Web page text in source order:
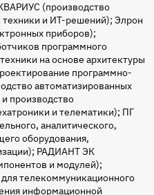
(производство
и ИТ-решений); Элрон
приборов);
программного
на основе архитектуры
программно-
автоматизированных
производство
и телематики); ПГ
аналитического,
оборудования,
РАДИАНТ ЭК
и модулей);
телекоммуникационного
информационной